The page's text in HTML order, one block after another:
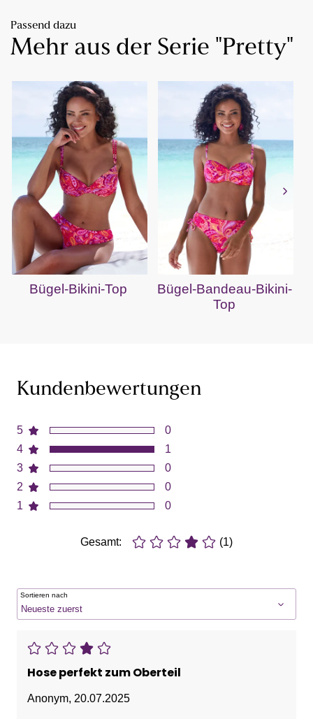
Passend dazu
Mehr aus der Serie "Pretty"
Bügel-Bikini-Top
Bügel-Bandeau-Bikini-
Top
Kundenbewertungen
5
4
3
2
1
0
1
0
0
0
Gesamt: (1)
Sortieren nach
Hose perfekt zum Oberteil
Anonym, 20.07.2025